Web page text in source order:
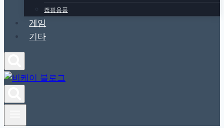
캠핑용품
게임
기타